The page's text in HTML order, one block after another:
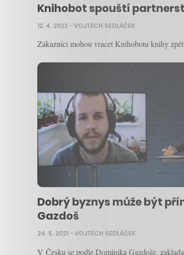
Knihobot spouští
12. 4. 2022–VOJTĚCH SEDLÁČEK
Zákazníci mohou vracet Knihobotu knihy
Dobrý byznys může být
Gazdoš
24. 5. 2021–VOJTĚCH SEDLÁČEK
V Česku se podle Dominika Gazdoše,